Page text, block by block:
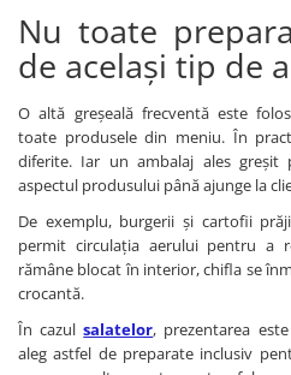
Nu toate
de același tip de
O altă greșeală frecventă este
toate produsele din meniu. În
diferite. Iar un ambalaj ales greșit
aspectul produsului până ajunge la
De exemplu, burgerii și cartofii
permit circulația aerului pentru a
rămâne blocat în interior, chifla se
crocantă.
În cazulsalatelor, prezentarea
aleg astfel de preparate inclusiv